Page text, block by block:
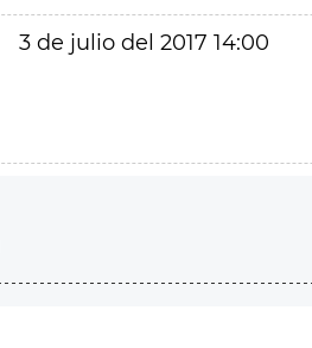
3 de julio del 2017 14:00